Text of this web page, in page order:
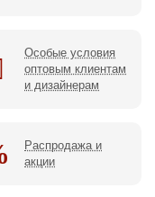
Особые условия
оптовым клиентам
и дизайнерам
Распродажа и
акции